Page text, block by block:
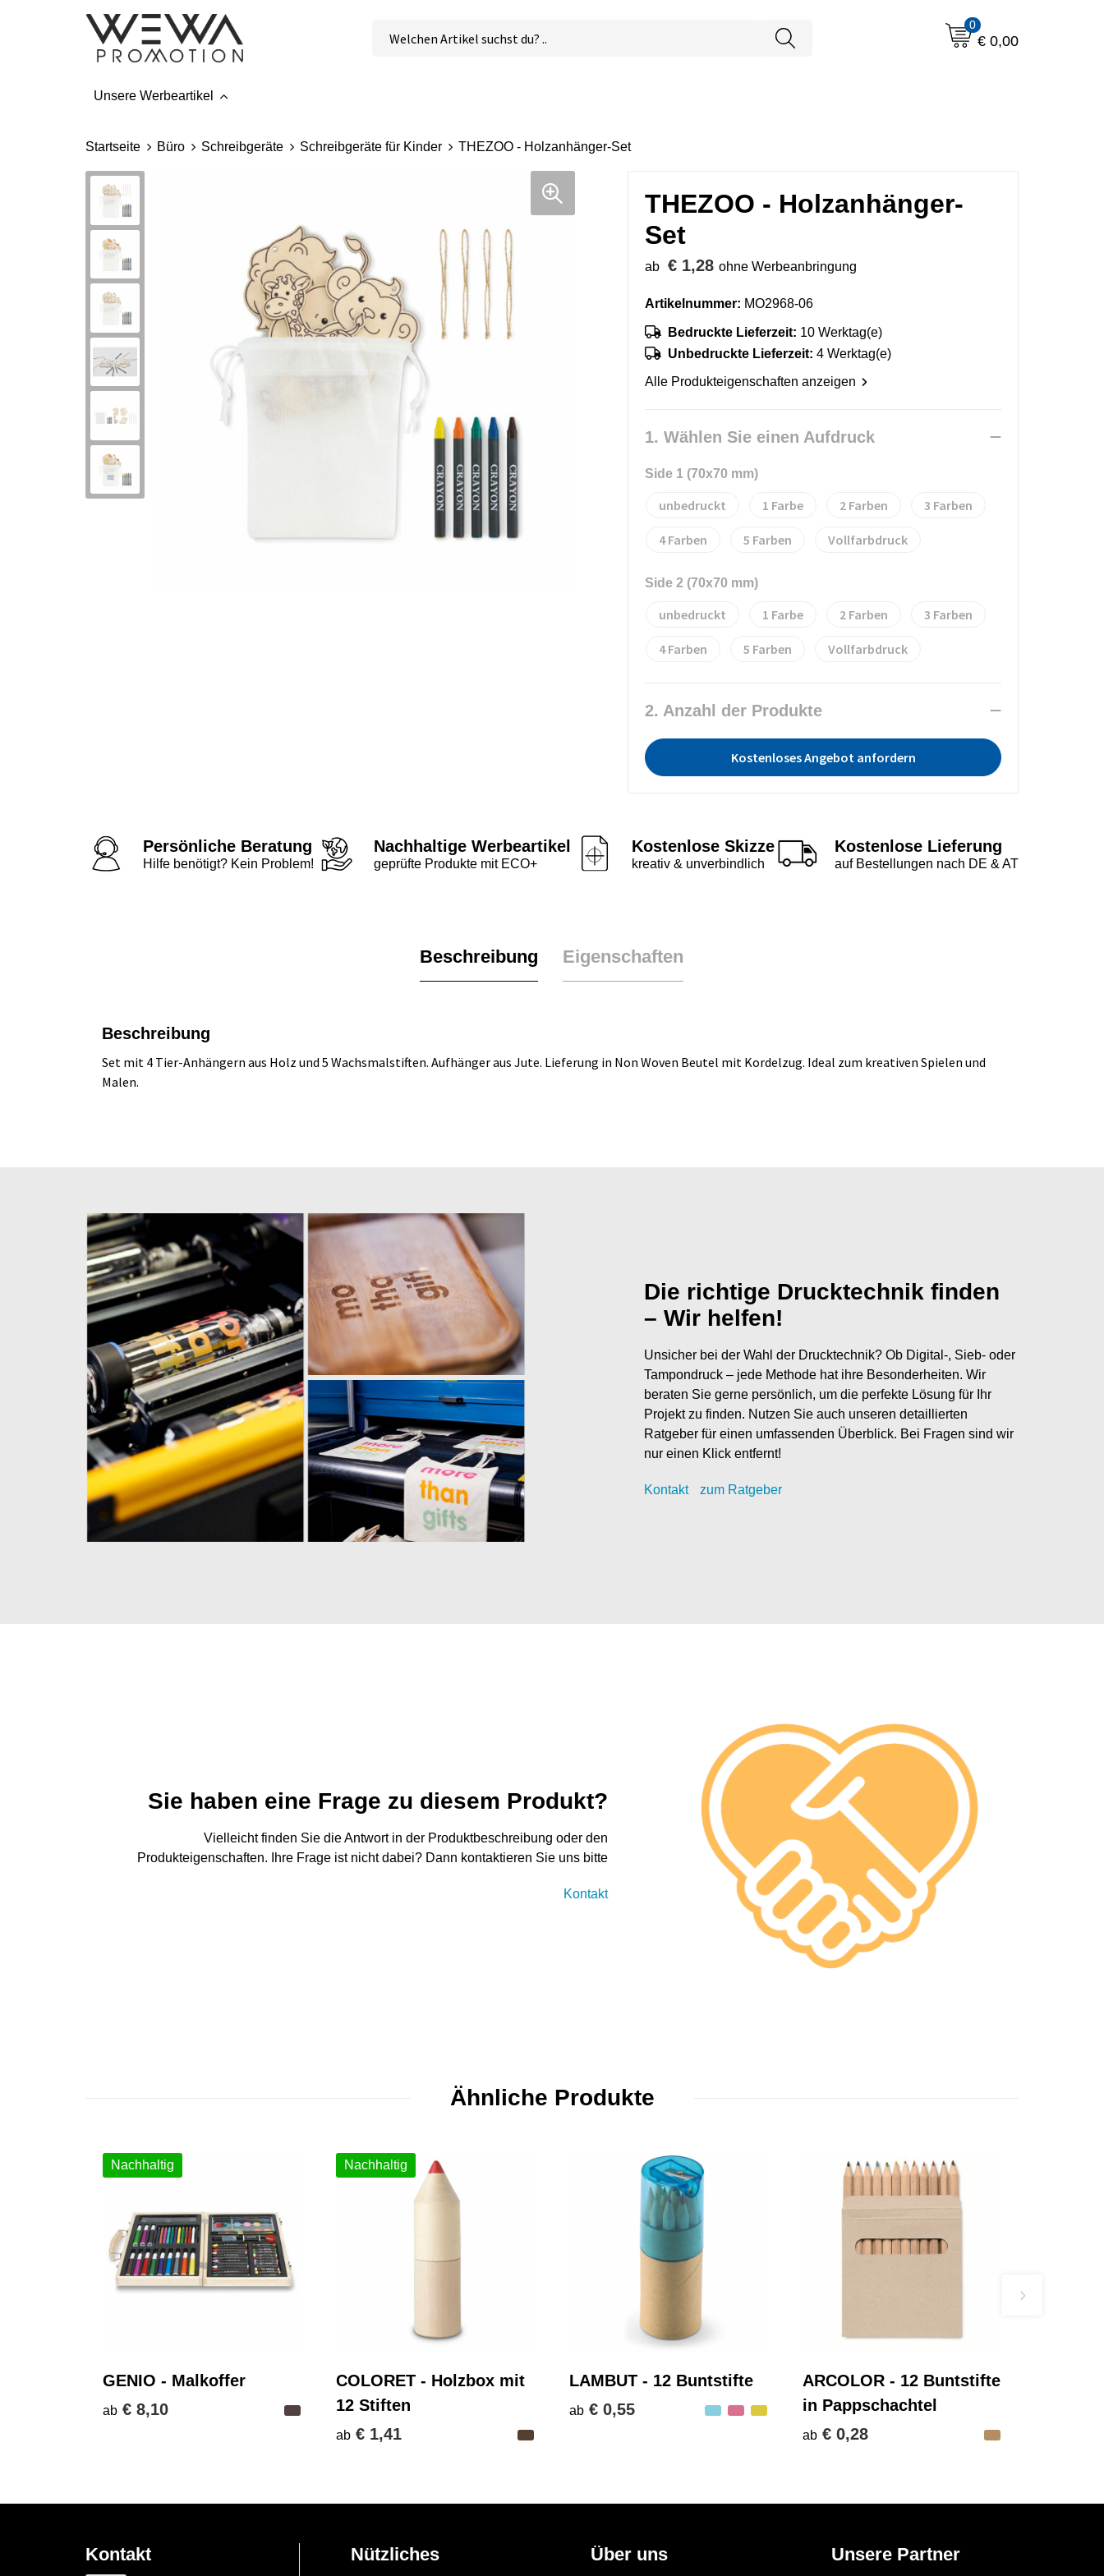
0
€ 0,00
Unsere Werbeartikel
Startseite Büro Schreibgeräte Schreibgeräte für Kinder THEZOO - Holzanhänger-Set
THEZOO - Holzanhänger-
Set
ab € 1,28 ohne Werbeanbringung
Artikelnummer: MO2968-06
Bedruckte Lieferzeit: 10 Werktag(e)
Unbedruckte Lieferzeit: 4 Werktag(e)
Alle Produkteigenschaften anzeigen
1. Wählen Sie einen Aufdruck
Side 1 (70x70 mm)
unbedruckt 1 2 3
4 5 Vollfarbdruck
Side 2 (70x70 mm)
unbedruckt 1 2 3
4 5 Vollfarbdruck
2. Anzahl der Produkte
Kostenloses Angebot anfordern
Persönliche Beratung
Hilfe benötigt? Kein Problem!
Nachhaltige Werbeartikel
geprüfte Produkte mit ECO+
Kostenlose Skizze
kreativ & unverbindlich
Kostenlose Lieferung
auf Bestellungen nach DE & AT
Beschreibung Eigenschaften
Beschreibung
Set mit 4 Tier-Anhängern aus Holz und 5 Wachsmalstiften. Aufhänger aus Jute. Lieferung in Non Woven Beutel mit Kordelzug. Ideal zum kreativen Spielen und
Malen.
Die richtige Drucktechnik finden
– Wir helfen!
Unsicher bei der Wahl der Drucktechnik? Ob Digital-, Sieb- oder
Tampondruck – jede Methode hat ihre Besonderheiten. Wir
beraten Sie gerne persönlich, um die perfekte Lösung für Ihr
Projekt zu finden. Nutzen Sie auch unseren detaillierten
Ratgeber für einen umfassenden Überblick. Bei Fragen sind wir
nur einen Klick entfernt!
Kontakt zum Ratgeber
Sie haben eine Frage zu diesem Produkt?
Vielleicht finden Sie die Antwort in der Produktbeschreibung oder den
Produkteigenschaften. Ihre Frage ist nicht dabei? Dann kontaktieren Sie uns bitte
Kontakt
Ähnliche Produkte
Nachhaltig
GENIO - Malkoffer
ab € 8,10
Nachhaltig
COLORET - Holzbox mit
12 Stiften
ab € 1,41
LAMBUT - 12 Buntstifte
ab € 0,55
ARCOLOR - 12 Buntstifte
in Pappschachtel
ab € 0,28
Kontakt Nützliches Über uns Unsere Partner